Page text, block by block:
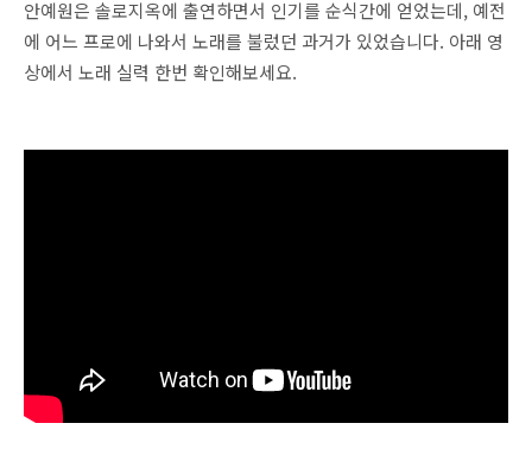
안예원은 솔로지옥에 출연하면서 인기를 순식간에 얻었는데, 예전
에 어느 프로에 나와서 노래를 불렀던 과거가 있었습니다. 아래 영
상에서 노래 실력 한번 확인해보세요.